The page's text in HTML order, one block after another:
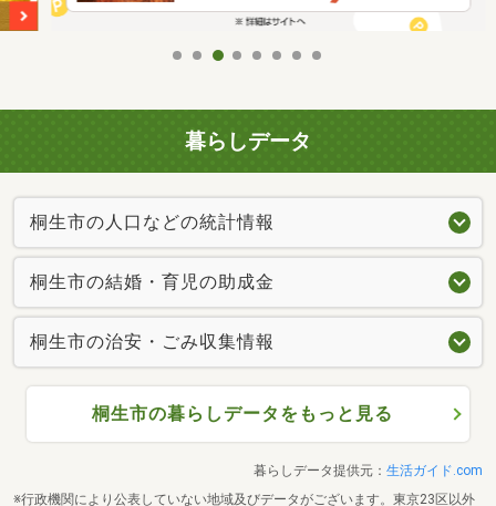
暮らしデータ
桐生市の人口などの統計情報
桐生市の結婚・育児の助成金
桐生市の治安・ごみ収集情報
桐生市の暮らしデータをもっと見る
暮らしデータ提供元： 生活ガイド.com
※行政機関により公表していない地域及びデータがございます。東京23区以外